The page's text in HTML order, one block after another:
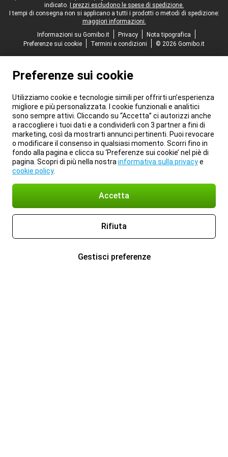
indicato.
I prezzi escludono le spese di spedizione.
I tempi di consegna non si applicano a tutti i prodotti o metodi di spedizione:
maggiori informazioni.
Informazioni su Gomibo.it
Privacy
Nota tipografica
Preferenze sui cookie
Termini e condizioni © 2026 Gomibo.it
Preferenze sui cookie
Utilizziamo cookie e tecnologie simili per offrirti un’esperienza
migliore e più personalizzata. I cookie funzionali e analitici
sono sempre attivi. Cliccando su “Accetta” ci autorizzi anche
a raccogliere i tuoi dati e a condividerli con 3 partner a fini di
marketing, così da mostrarti annunci pertinenti. Puoi revocare
o modificare il consenso in qualsiasi momento. Scorri fino in
fondo alla pagina e clicca su ‘Preferenze sui cookie’ nel piè di
pagina. Scopri di più nella nostra informativa sulla privacye
cookie policy.
Accetta
Rifiuta
Gestisci preferenze